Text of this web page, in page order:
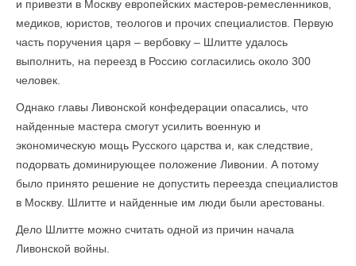
и привезти в Москву европейских мастеров-ремесленников,
медиков, юристов, теологов и прочих специалистов. Первую
часть поручения царя – вербовку – Шлитте удалось
выполнить, на переезд в Россию согласились около 300
человек.
Однако главы Ливонской конфедерации опасались, что
найденные мастера смогут усилить военную и
экономическую мощь Русского царства и, как следствие,
подорвать доминирующее положение Ливонии. А потому
было принято решение не допустить переезда специалистов
в Москву. Шлитте и найденные им люди были арестованы.
Дело Шлитте можно считать одной из причин начала
Ливонской войны.